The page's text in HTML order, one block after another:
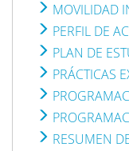
MOVILIDAD
PERFIL DE
PLAN DE
PRÁCTICAS
RESUMEN